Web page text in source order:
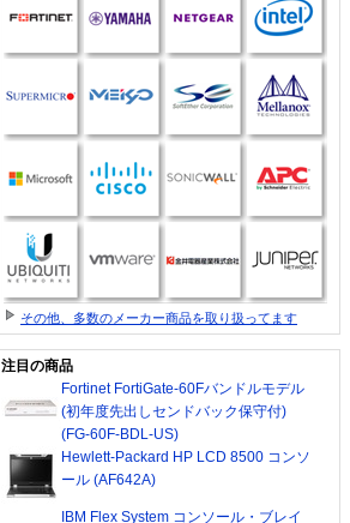
その他、多数のメーカー商品を取り扱ってます
注目の商品
Fortinet FortiGate-60Fバンドルモデル
(初年度先出しセンドバック保守付)
(FG-60F-BDL-US)
Hewlett-Packard HP LCD 8500 コンソ
ール (AF642A)
IBM Flex System コンソール・ブレイ